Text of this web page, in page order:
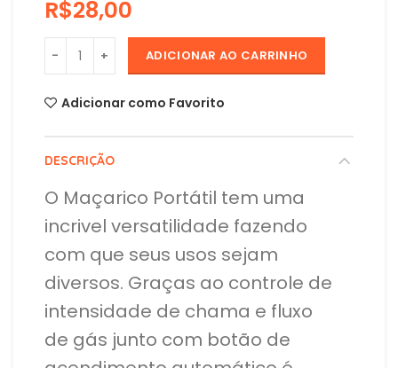
R$
ADICIONAR AO CARRINHO
Adicionar como Favorito
DESCRIÇÃO
O Maçarico Portátil tem uma
incrivel versatilidade fazendo
com que seus usos sejam
diversos. Graças ao controle de
intensidade de chama e fluxo
de gás junto com botão de